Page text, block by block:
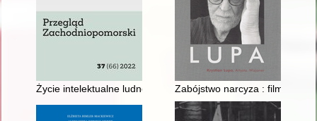
Życie intelektualne ludności żydowskiej w Szczecinku w XIX i
Zabójstwo narcyza : filmowe